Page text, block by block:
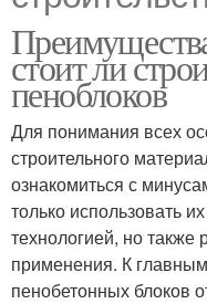
стоит ли
пеноблоков
Для понимания всех
строительного
ознакомиться с
только использовать
технологией, но также
применения. К
пенобетонных блоков